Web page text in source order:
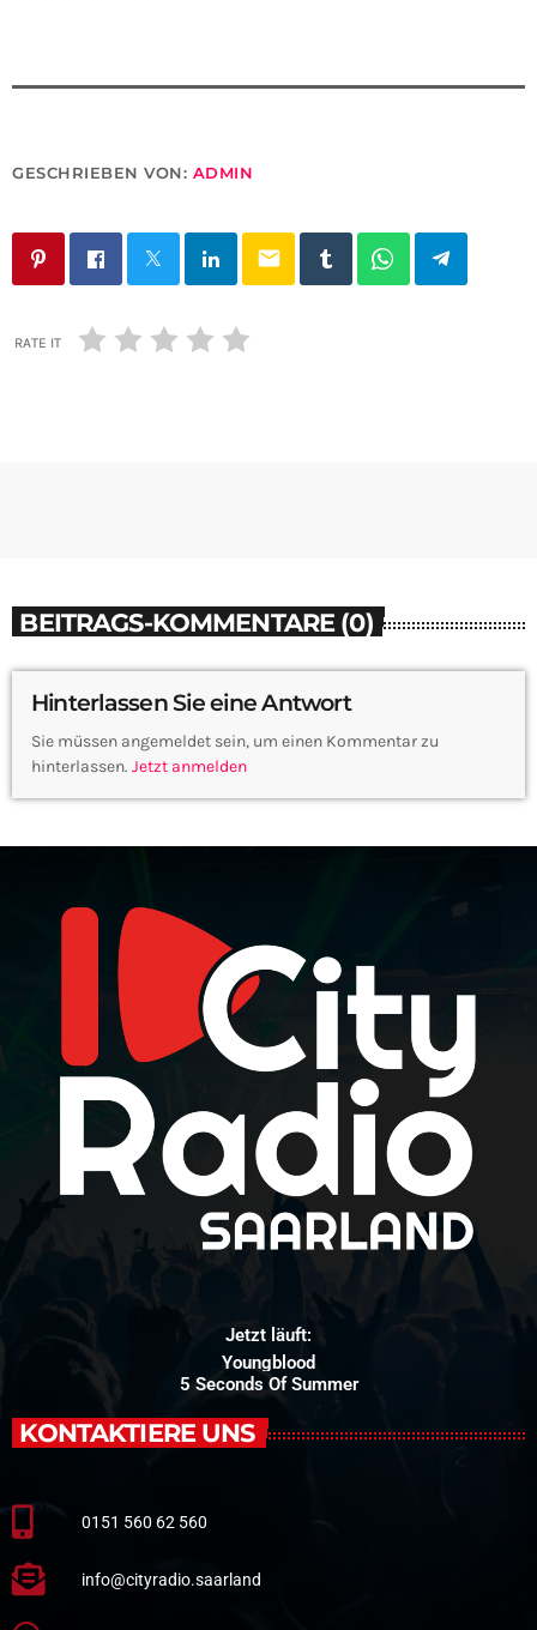
GESCHRIEBEN VON: ADMIN
email
RATE IT
BEITRAGS-KOMMENTARE (0)
Hinterlassen Sie eine Antwort
Sie müssen angemeldet sein, um einen Kommentar zu
hinterlassen. Jetzt anmelden
Jetzt läuft:
Youngblood
5 Seconds Of Summer
KONTAKTIERE UNS
0151 560 62 560
info@cityradio.saarland